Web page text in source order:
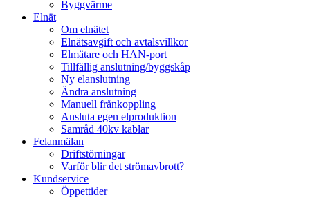
Byggvärme
Elnät
Om elnätet
Elnätsavgift och avtalsvillkor
Elmätare och HAN-port
Tillfällig anslutning/byggskåp
Ny elanslutning
Ändra anslutning
Manuell frånkoppling
Ansluta egen elproduktion
Samråd 40kv kablar
Felanmälan
Driftstörningar
Varför blir det strömavbrott?
Kundservice
Öppettider